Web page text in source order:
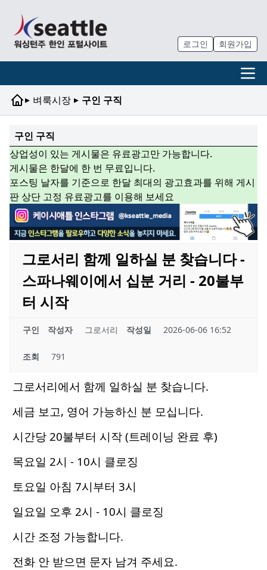
로그인 회원가입
▸ 벼룩시장 ▸ 구인 구직
구인 구직
상업성이 있는 게시물은 유료광고만 가능합니다.
게시물은 한달에 한 번 무료입니다.
포스팅 날자를 기준으로 한달 최대의 광고효과를 위해 게시
판 상단 고정 유료광고를 이용해 보세요
그로서리 함께 일하실 분 찾습니다 -
스파나웨이에서 십분 거리 - 20불부
터 시작
구인 작성자 그로서리 작성일 2026-06-06 16:52
조회 791
그로서리에서 함께 일하실 분 찾습니다.
세금 보고, 영어 가능하신 분 모십니다.
시간당 20불부터 시작 (트레이닝 완료 후)
목요일 2시 - 10시 클로징
토요일 아침 7시부터 3시
일요일 오후 2시 - 10시 클로징
시간 조정 가능합니다.
전화 안 받으면 문자 남겨 주세요.